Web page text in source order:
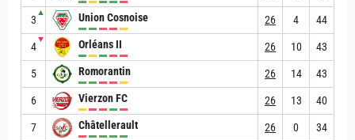
3
▲ Union Cosnoise 26 4 44
4
▼ Orléans II 26 10 43
5 Romorantin 26 14 43
6 Vierzon FC 26 13 40
7 Châtellerault 26 0 34